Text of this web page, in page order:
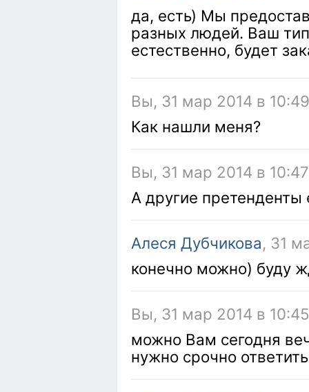
да, есть) Мы
разных людей. Ваш
естественно, будет
Вы, 31 мар 2014 в
Как нашли меня?
Вы, 31 мар 2014 в
А другие
Алеся Дубчикова, 31
конечно можно) буду
Вы, 31 мар 2014 в
можно Вам сегодня
нужно срочно